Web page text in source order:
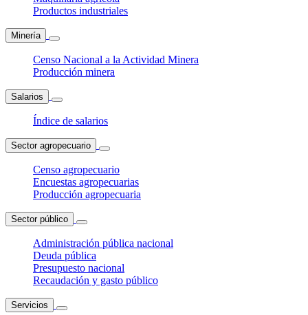
Productos industriales
Minería
Censo Nacional a la Actividad Minera
Producción minera
Salarios
Índice de salarios
Sector agropecuario
Censo agropecuario
Encuestas agropecuarias
Producción agropecuaria
Sector público
Administración pública nacional
Deuda pública
Presupuesto nacional
Recaudación y gasto público
Servicios